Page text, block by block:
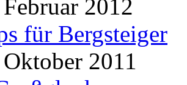
2012
für Bergsteiger
2011